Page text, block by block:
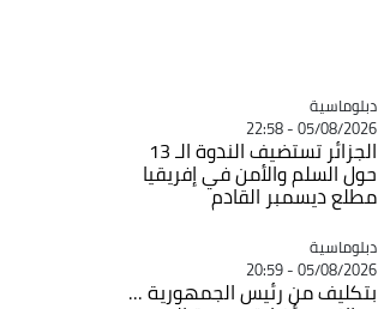
Catégorie
دبلوماسية
05/08/2026 - 22:58
الجزائر تستضيف الندوة الـ 13
حول السلم والأمن في إفريقيا
مطلع ديسمبر القادم
Catégorie
دبلوماسية
05/08/2026 - 20:59
بتكليف من رئيس الجمهورية ...